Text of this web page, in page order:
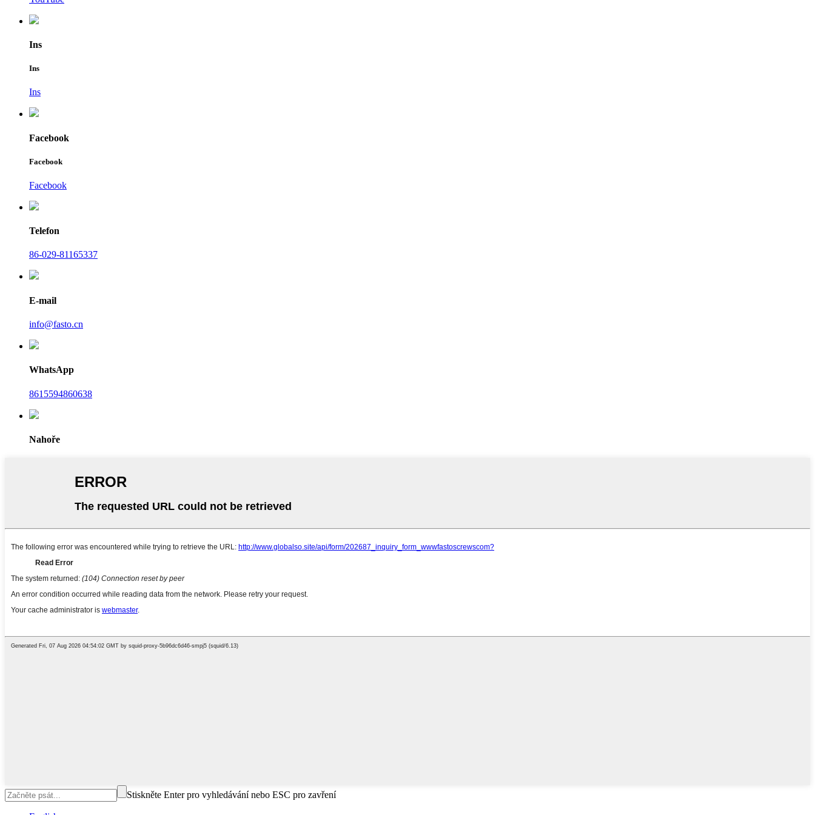
Ins
Ins
Ins
Facebook
Facebook
Facebook
Telefon
86-029-81165337
E-mail
info@fasto.cn
WhatsApp
8615594860638
Nahoře
Stiskněte Enter pro vyhledávání nebo ESC pro zavření